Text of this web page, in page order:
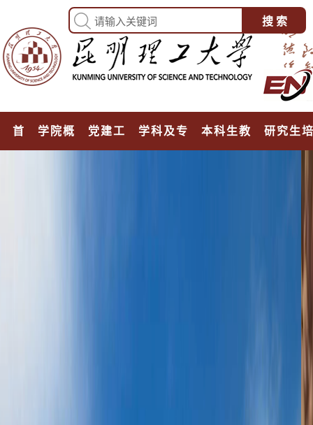
首页 学院概况 党建工作 学科及专业 本科生教育 研究生